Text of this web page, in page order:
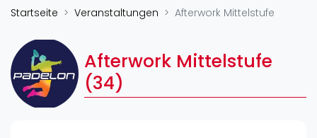
Padel-Shops
Padelplatzbauer
Verschiedenes
Veranstaltungen
Startseite Veranstaltungen Afterwork Mittelstufe
Afterwork Mittelstufe
(34)